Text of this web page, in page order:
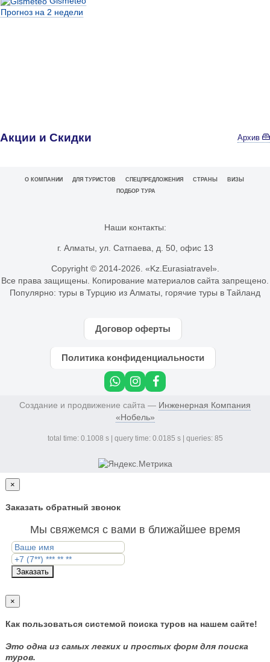
Прогноз на 2 недели
Акции и Скидки Архив
О КОМПАНИИ ДЛЯ ТУРИСТОВ СПЕЦПРЕДЛОЖЕНИЯ СТРАНЫ
ВИЗЫ
ПОДБОР ТУРА
Наши контакты:
г. Алматы, ул. Сатпаева, д. 50, офис 13
Copyright © 2014-2026. «Kz.Eurasiatravel».
Все права защищены. Копирование материалов сайта запрещено.
Популярно: туры в Турцию из Алматы горячие туры в Тайланд
Договор оферты
Политика конфиденциальности
Создание и продвижение сайта — Инженерная Компания
«Нобель»
total time: 0.1008 s | query time: 0.0185 s | queries: 85
×
Заказать обратный звонок
Мы свяжемся с вами в ближайшее время
Заказать
×
Как пользоваться системой поиска туров на нашем сайте!
Это одна из самых легких и простых форм для поиска
туров.